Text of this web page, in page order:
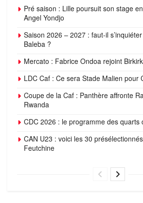
Pré saison : Lille poursuit son stage
Angel Yondjo
Saison 2026 – 2027 : faut-il
Baleba ?
Mercato : Fabrice Ondoa rejoint
LDC Caf : Ce sera Stade Malien pour
Coupe de la Caf : Panthère affronte
Rwanda
CDC 2026 : le programme des quarts
CAN U23 : voici les 30
Feutchine